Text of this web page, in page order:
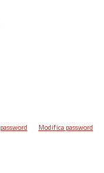
Modifica password